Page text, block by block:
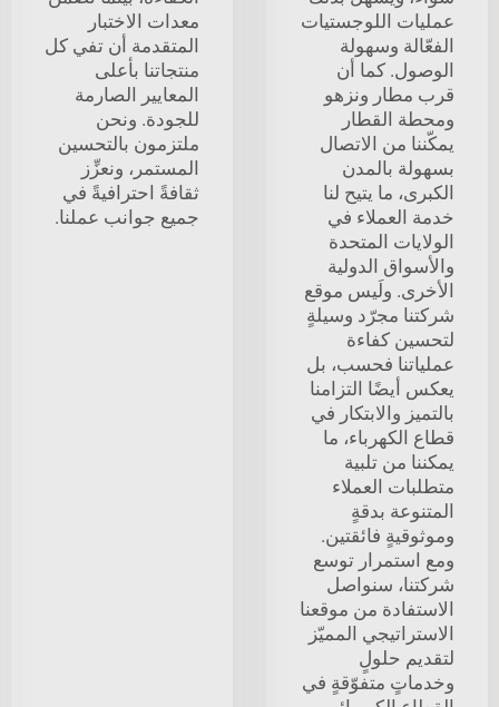
عمليات اللوجستيات
الفعّالة وسهولة
الوصول. كما أن
قرب مطار ونزهو
ومحطة القطار
يمكّننا من الاتصال
بسهولة بالمدن
الكبرى، ما يتيح لنا
خدمة العملاء في
الولايات المتحدة
والأسواق الدولية
الأخرى. ولَيس موقع
شركتنا مجرّد وسيلةٍ
لتحسين كفاءة
عملياتنا فحسب، بل
يعكس أيضًا التزامنا
بالتميز والابتكار في
قطاع الكهرباء، ما
يمكننا من تلبية
متطلبات العملاء
المتنوعة بدقةٍ
وموثوقيةٍ فائقتين.
ومع استمرار توسع
شركتنا، سنواصل
الاستفادة من موقعنا
الاستراتيجي المميّز
لتقديم حلولٍ
وخدماتٍ متفوّقةٍ في
معدات الاختبار
المتقدمة أن تفي كل
منتجاتنا بأعلى
المعايير الصارمة
للجودة. ونحن
ملتزمون بالتحسين
المستمر، ونعزِّز
ثقافةً احترافيةً في
جميع جوانب عملنا.